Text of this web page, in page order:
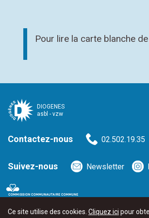
Ce site utilise des cookies. Cliquez ici pour
Pour lire la carte blanche
DIOGENES
asbl - vzw
Contactez-nous 02.502.19.35
Suivez-nous Newsletter